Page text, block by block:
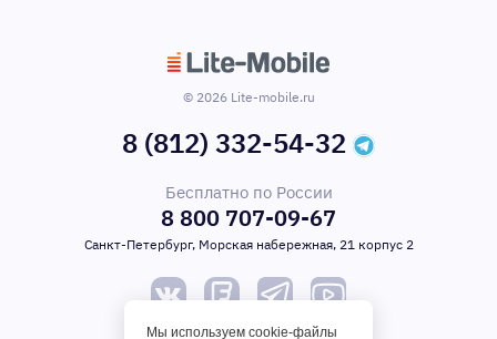
© 2026 Lite-mobile.ru
8 (812) 332-54-32
Бесплатно по России
8 800 707-09-67
Санкт-Петербург, Морская набережная, 21 корпус 2
Мы используем cookie-файлы